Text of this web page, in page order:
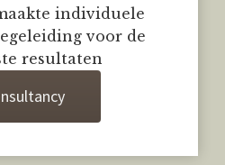
individuele
voor de
resultaten